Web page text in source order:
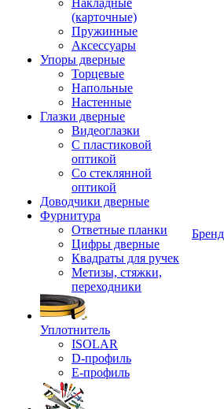
Накладные
(карточные)
Пружинные
Аксессуары
Упоры дверные
Торцевые
Напольные
Настенные
Глазки дверные
Видеоглазки
С пластиковой
оптикой
Со стеклянной
оптикой
Доводчики дверные
Фурнитура
Ответные планки
Цифры дверные
Квадраты для ручек
Метизы, стяжки,
переходники
Уплотнитель
ISOLAR
D-профиль
Е-профиль